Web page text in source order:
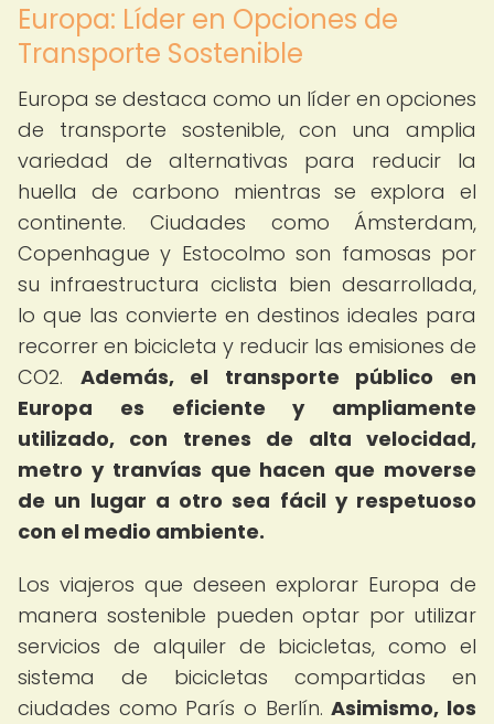
Europa: Líder en Opciones de
Transporte Sostenible
Europa se destaca como un líder en opciones
de transporte sostenible, con una amplia
variedad de alternativas para reducir la
huella de carbono mientras se explora el
continente. Ciudades como Ámsterdam,
Copenhague y Estocolmo son famosas por
su infraestructura ciclista bien desarrollada,
lo que las convierte en destinos ideales para
recorrer en bicicleta y reducir las emisiones de
CO2. Además, el transporte público en
Europa es eficiente y ampliamente
utilizado, con trenes de alta velocidad,
metro y tranvías que hacen que moverse
de un lugar a otro sea fácil y respetuoso
con el medio ambiente.
Los viajeros que deseen explorar Europa de
manera sostenible pueden optar por utilizar
servicios de alquiler de bicicletas, como el
sistema de bicicletas compartidas en
ciudades como París o Berlín.Asimismo, los